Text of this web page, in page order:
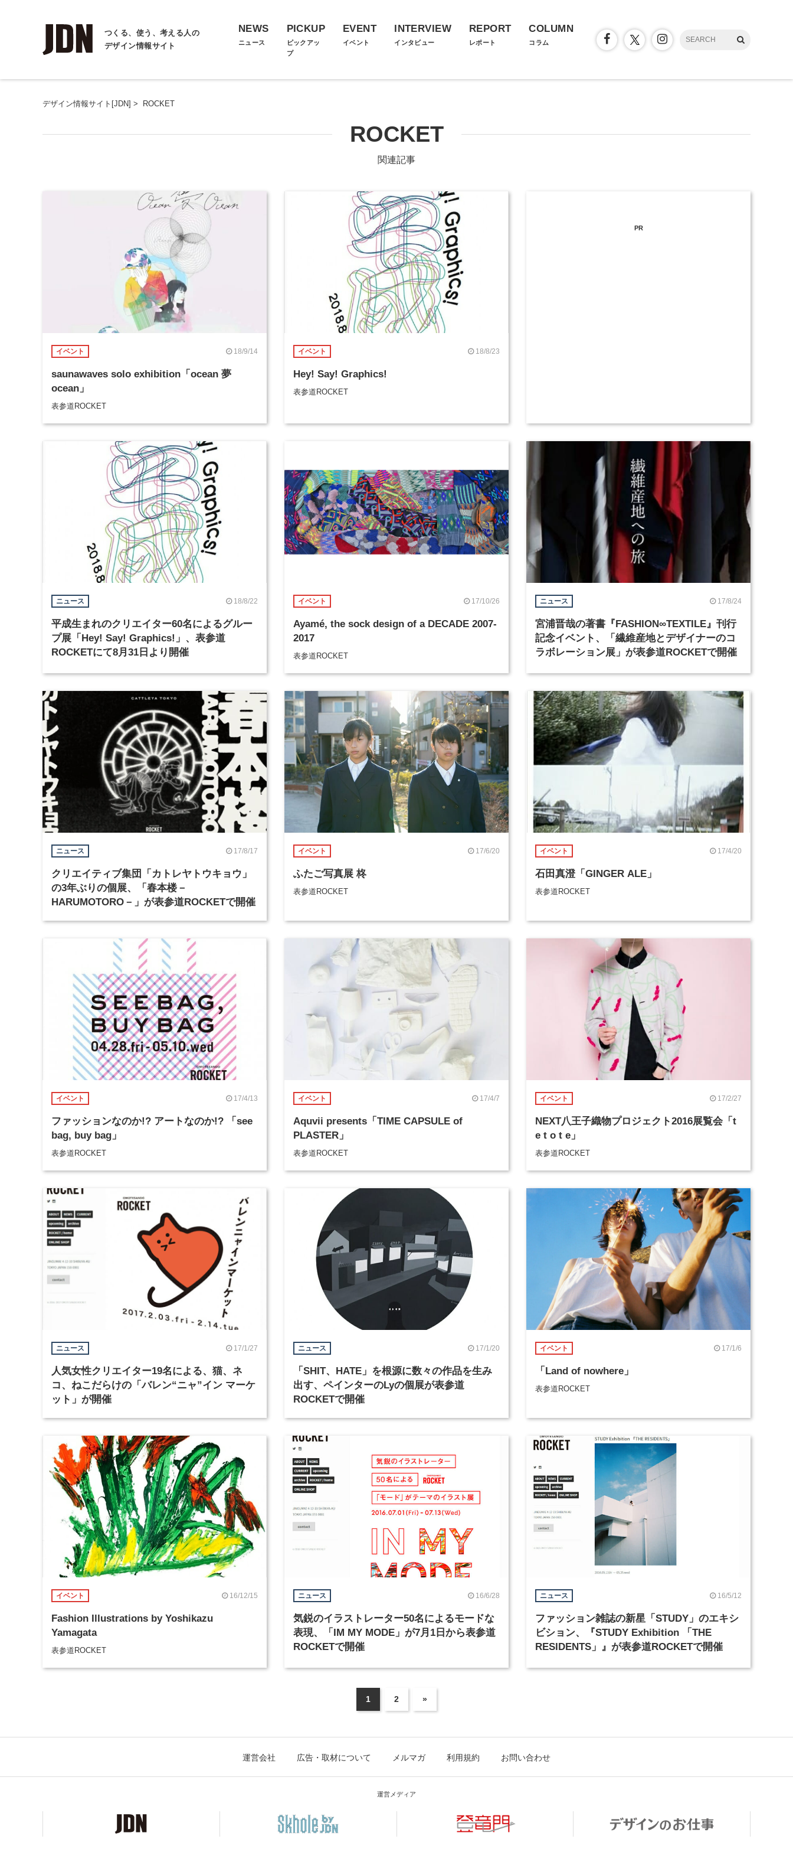
つくる、使う、考える人の
デザイン情報サイト
NEWS
ニュース
PICKUP
ピックアッ
プ
EVENT
イベント
INTERVIEW
インタビュー
REPORT
レポート
COLUMN
コラム
デザイン情報サイト[JDN] > ROCKET
ROCKET
関連記事
イベント 18/9/14
saunawaves solo exhibition「ocean 夢
ocean」
表参道ROCKET
イベント 18/8/23
Hey! Say! Graphics!
表参道ROCKET
PR
ニュース 18/8/22
平成生まれのクリエイター60名によるグルー
プ展「Hey! Say! Graphics!」、表参道
ROCKETにて8月31日より開催
イベント 17/10/26
Ayamé, the sock design of a DECADE 2007-
2017
表参道ROCKET
ニュース 17/8/24
宮浦晋哉の著書『FASHION∞TEXTILE』刊行
記念イベント、「繊維産地とデザイナーのコ
ラボレーション展」が表参道ROCKETで開催
ニュース 17/8/17
クリエイティブ集団「カトレヤトウキョウ」
の3年ぶりの個展、「春本楼－
HARUMOTORO－」が表参道ROCKETで開催
イベント 17/6/20
ふたご写真展 柊
表参道ROCKET
イベント 17/4/20
石田真澄「GINGER ALE」
表参道ROCKET
イベント 17/4/13
ファッションなのか!? アートなのか!? 「see
bag, buy bag」
表参道ROCKET
イベント 17/4/7
Aquvii presents「TIME CAPSULE of
PLASTER」
表参道ROCKET
イベント 17/2/27
NEXT八王子織物プロジェクト2016展覧会「t
e t o t e」
表参道ROCKET
ニュース 17/1/27
人気女性クリエイター19名による、猫、ネ
コ、ねこだらけの「バレン“ニャ”イン マーケ
ット」が開催
ニュース 17/1/20
「SHIT、HATE」を根源に数々の作品を生み
出す、ペインターのLyの個展が表参道
ROCKETで開催
イベント 17/1/6
「Land of nowhere」
表参道ROCKET
イベント 16/12/15
Fashion Illustrations by Yoshikazu
Yamagata
表参道ROCKET
ニュース 16/6/28
気鋭のイラストレーター50名によるモードな
表現、「IM MY MODE」が7月1日から表参道
ROCKETで開催
ニュース 16/5/12
ファッション雑誌の新星「STUDY」のエキシ
ビション、『STUDY Exhibition 「THE
RESIDENTS」』が表参道ROCKETで開催
1 2 »
運営会社 広告・取材について メルマガ 利用規約 お問い合わせ
運営メディア